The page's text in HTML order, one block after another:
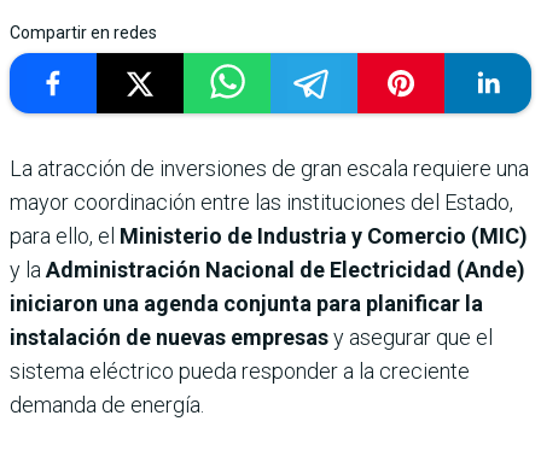
Compartir en redes
La atracción de inversiones de gran escala requiere una
mayor coordinación entre las instituciones del Estado,
para ello, el Ministerio de Industria y Comercio (MIC)
y la Administración Nacional de Electricidad (Ande)
iniciaron una agenda conjunta para planificar la
instalación de nuevas empresasy asegurar que el
sistema eléctrico pueda responder a la creciente
demanda de energía.